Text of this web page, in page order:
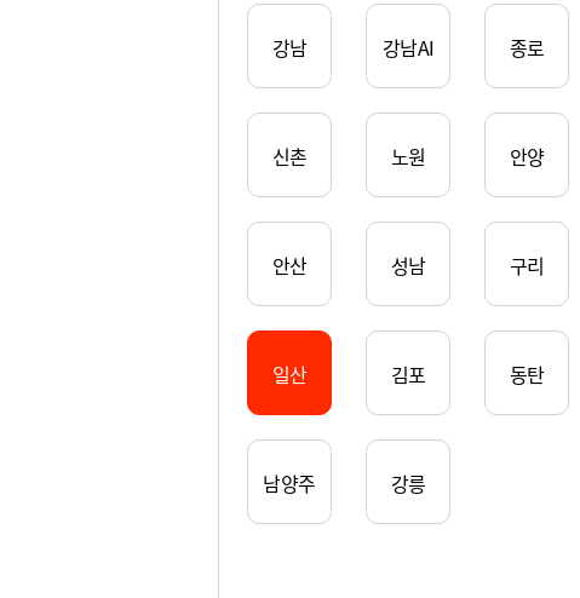
강남 강남AI 종로
신촌 노원 안양
안산 성남 구리
일산 김포 동탄
남양주 강릉